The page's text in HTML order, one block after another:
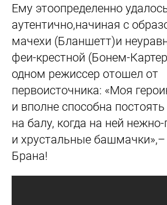
Ему этоопределенно
аутентично,начиная с
мачехи (Бланшетт)и
феи-крестной (Бонем-
одном режиссер отошел от
первоисточника: «Моя
и вполне способна
на балу, когда на ней
и хрустальные
Брана!